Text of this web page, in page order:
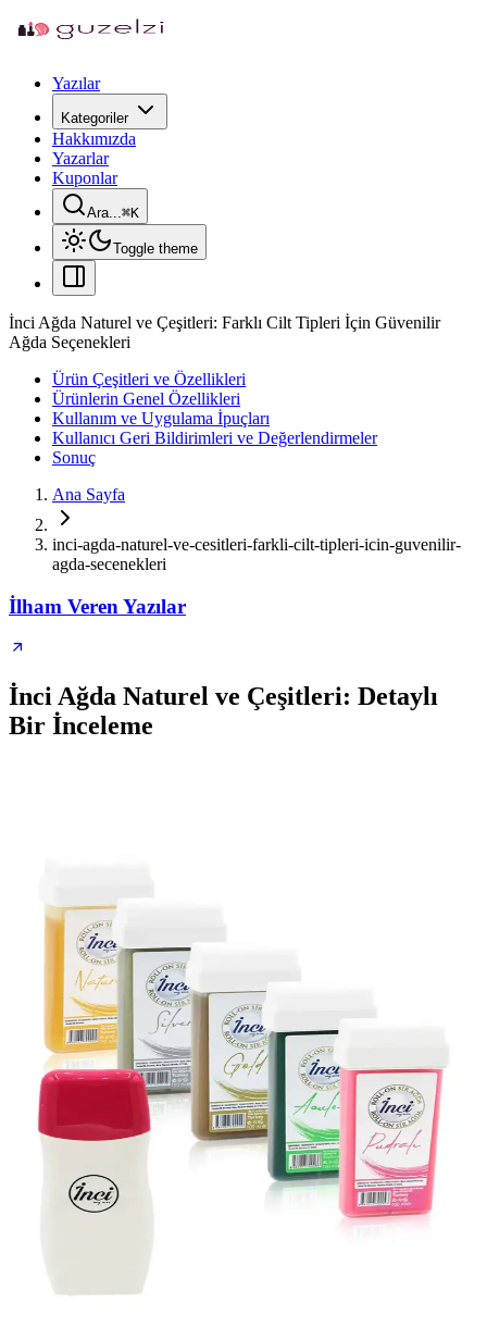
Yazılar
Kategoriler
Hakkımızda
Yazarlar
Kuponlar
Ara...⌘K
Toggle theme
İnci Ağda Naturel ve Çeşitleri: Farklı Cilt Tipleri İçin Güvenilir
Ağda Seçenekleri
Ürün Çeşitleri ve Özellikleri
Ürünlerin Genel Özellikleri
Kullanım ve Uygulama İpuçları
Kullanıcı Geri Bildirimleri ve Değerlendirmeler
Sonuç
Ana Sayfa
inci-agda-naturel-ve-cesitleri-farkli-cilt-tipleri-icin-guvenilir-
agda-secenekleri
İlham Veren Yazılar
İnci Ağda Naturel ve Çeşitleri: Detaylı
Bir İnceleme